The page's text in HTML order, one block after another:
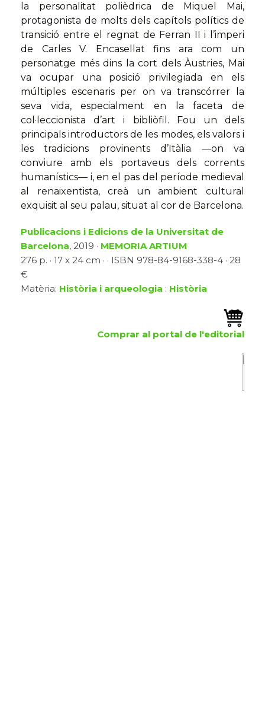
la personalitat polièdrica de Miquel Mai,
protagonista de molts dels capítols polítics de
transició entre el regnat de Ferran II i l’imperi
de Carles V. Encasellat fins ara com un
personatge més dins la cort dels Àustries, Mai
va ocupar una posició privilegiada en els
múltiples escenaris per on va transcórrer la
seva vida, especialment en la faceta de
col·leccionista d’art i bibliòfil. Fou un dels
principals introductors de les modes, els valors i
les tradicions provinents d’Itàlia —on va
conviure amb els portaveus dels corrents
humanístics— i, en el pas del període medieval
al renaixentista, creà un ambient cultural
exquisit al seu palau, situat al cor de Barcelona.
Publicacions i Edicions de la Universitat de
Barcelona, 2019 · MEMORIA ARTIUM
276 p. · 17 x 24 cm · · ISBN 978-84-9168-338-4 · 28
€
Matèria: Història i arqueologia : Història
Comprar al portal de l'editorial